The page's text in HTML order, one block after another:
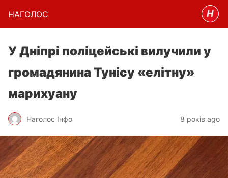
НАГОЛОC
У Дніпрі поліцейські вилучили у
громадянина Тунісу «елітну»
марихуану
Наголос Інфо 8 років ago